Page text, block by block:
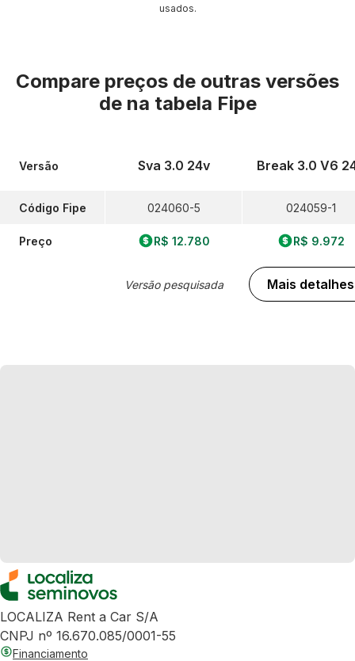
usados.
Compare preços de outras versões
de na tabela Fipe
Versão
Código Fipe
Preço
Sva 3.0 24v
024060-5
R$ 12.780
Versão pesquisada
Break 3.0 V6
024059-1
R$ 9.972
Mais detalhes
LOCALIZA Rent a Car S/A
CNPJ nº 16.670.085/0001-55
Financiamento